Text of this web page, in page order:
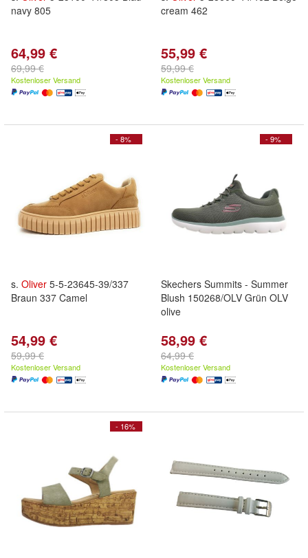
navy 805
64,99 €
69,99 €
Kostenloser Versand
cream 462
55,99 €
59,99 €
Kostenloser Versand
- 8%
s. Oliver 5-5-23645-39/337
Braun 337 Camel
54,99 €
59,99 €
Kostenloser Versand
- 9%
Skechers Summits - Summer
Blush 150268/OLV Grün OLV
olive
58,99 €
64,99 €
Kostenloser Versand
- 16%